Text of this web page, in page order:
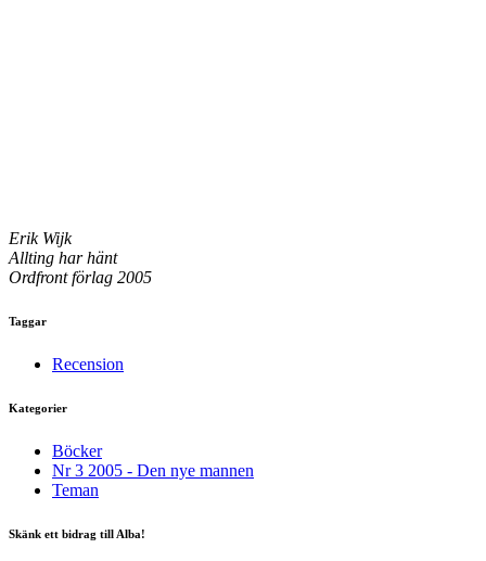
Erik Wijk
Allting har hänt
Ordfront förlag 2005
Taggar
Recension
Kategorier
Böcker
Nr 3 2005 - Den nye mannen
Teman
Skänk ett bidrag till Alba!